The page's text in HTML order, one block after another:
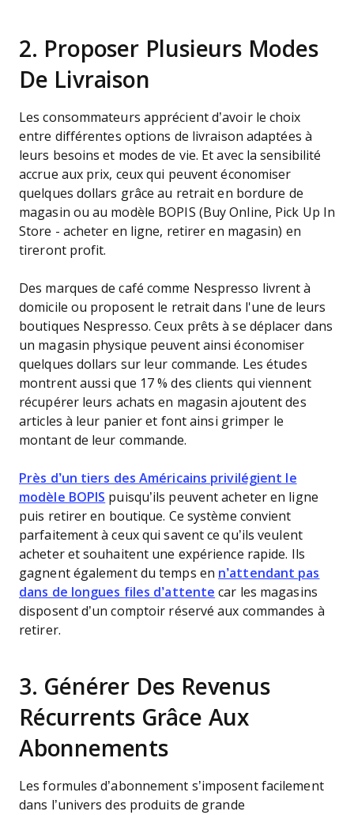
2. Proposer Plusieurs Modes
De Livraison
Les consommateurs apprécient d’avoir le choix
entre différentes options de livraison adaptées à
leurs besoins et modes de vie. Et avec la sensibilité
accrue aux prix, ceux qui peuvent économiser
quelques dollars grâce au retrait en bordure de
magasin ou au modèle BOPIS (Buy Online, Pick Up In
Store - acheter en ligne, retirer en magasin) en
tireront profit.
Des marques de café comme Nespresso livrent à
domicile ou proposent le retrait dans l'une de leurs
boutiques Nespresso. Ceux prêts à se déplacer dans
un magasin physique peuvent ainsi économiser
quelques dollars sur leur commande. Les études
montrent aussi que 17 % des clients qui viennent
récupérer leurs achats en magasin ajoutent des
articles à leur panier et font ainsi grimper le
montant de leur commande.
Près d’un tiers des Américains privilégient le
modèle BOPIS puisqu’ils peuvent acheter en ligne
puis retirer en boutique. Ce système convient
parfaitement à ceux qui savent ce qu’ils veulent
acheter et souhaitent une expérience rapide. Ils
gagnent également du temps en n’attendant pas
dans de longues files d’attente car les magasins
disposent d’un comptoir réservé aux commandes à
retirer.
3. Générer Des Revenus
Récurrents Grâce Aux
Abonnements
Les formules d’abonnement s’imposent facilement
dans l’univers des produits de grande